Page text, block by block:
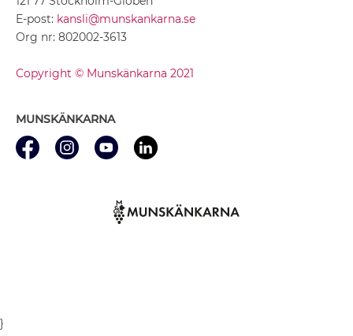
E-post: kansli@munskankarna.se
Org nr: 802002-3613
Copyright © Munskänkarna 2021
MUNSKÄNKARNA
}